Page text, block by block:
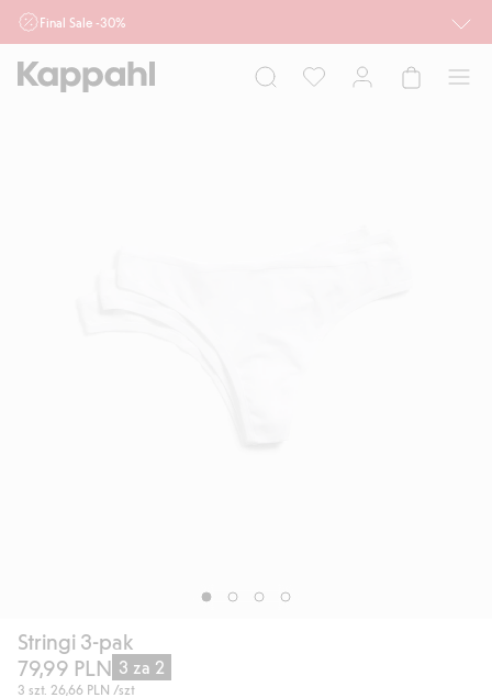
Final Sale -30%
działu outlet do 10.8 w sklepach Kappahl i Newbie oraz na kappahl.com. Ofert
nie łączymy
Stringi 3-pak
79,99 PLN 3 za 2
3 szt. 26,66 PLN /szt